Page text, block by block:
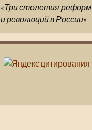
«Три столетия реформ
и революций в России»